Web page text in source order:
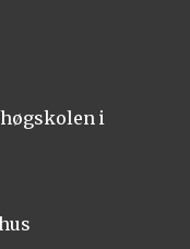
i